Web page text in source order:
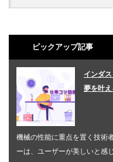
ピックアップ記事
インダ
夢を叶
機械の性能に重点を置く技術
ーは、ユーザーが美しいと感